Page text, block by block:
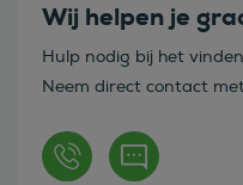
Wij helpen je
Hulp nodig bij het
Neem direct contact